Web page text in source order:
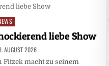
liebe Show
AUGUST 2026
Fitzek macht zu seinem